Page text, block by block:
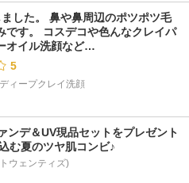
した。 鼻や鼻周辺のポツポツ毛
です。 コスデコや色んなクレイパ
オイル洗顔など…
5
ィープクレイ洗顔
ンデ＆UV現品セットをプレゼント
む夏のツヤ肌コンビ♪
ウェンティズ)